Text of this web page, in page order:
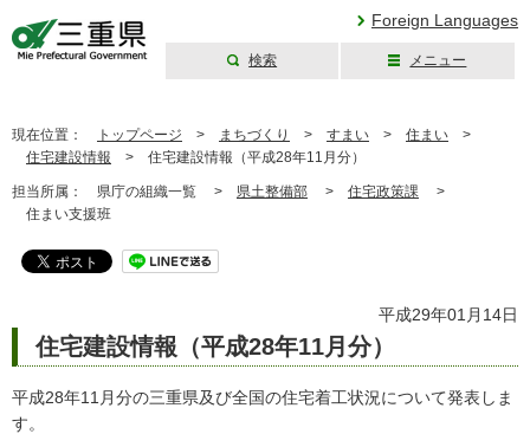
Foreign Languages
検索 メニュー
現在位置： トップページ > まちづくり > すまい > 住まい >
住宅建設情報 > 住宅建設情報（平成28年11月分）
担当所属： 県庁の組織一覧 > 県土整備部 > 住宅政策課 >
住まい支援班
平成29年01月14日
住宅建設情報（平成28年11月分）
平成28年11月分の三重県及び全国の住宅着工状況について発表しま
す。